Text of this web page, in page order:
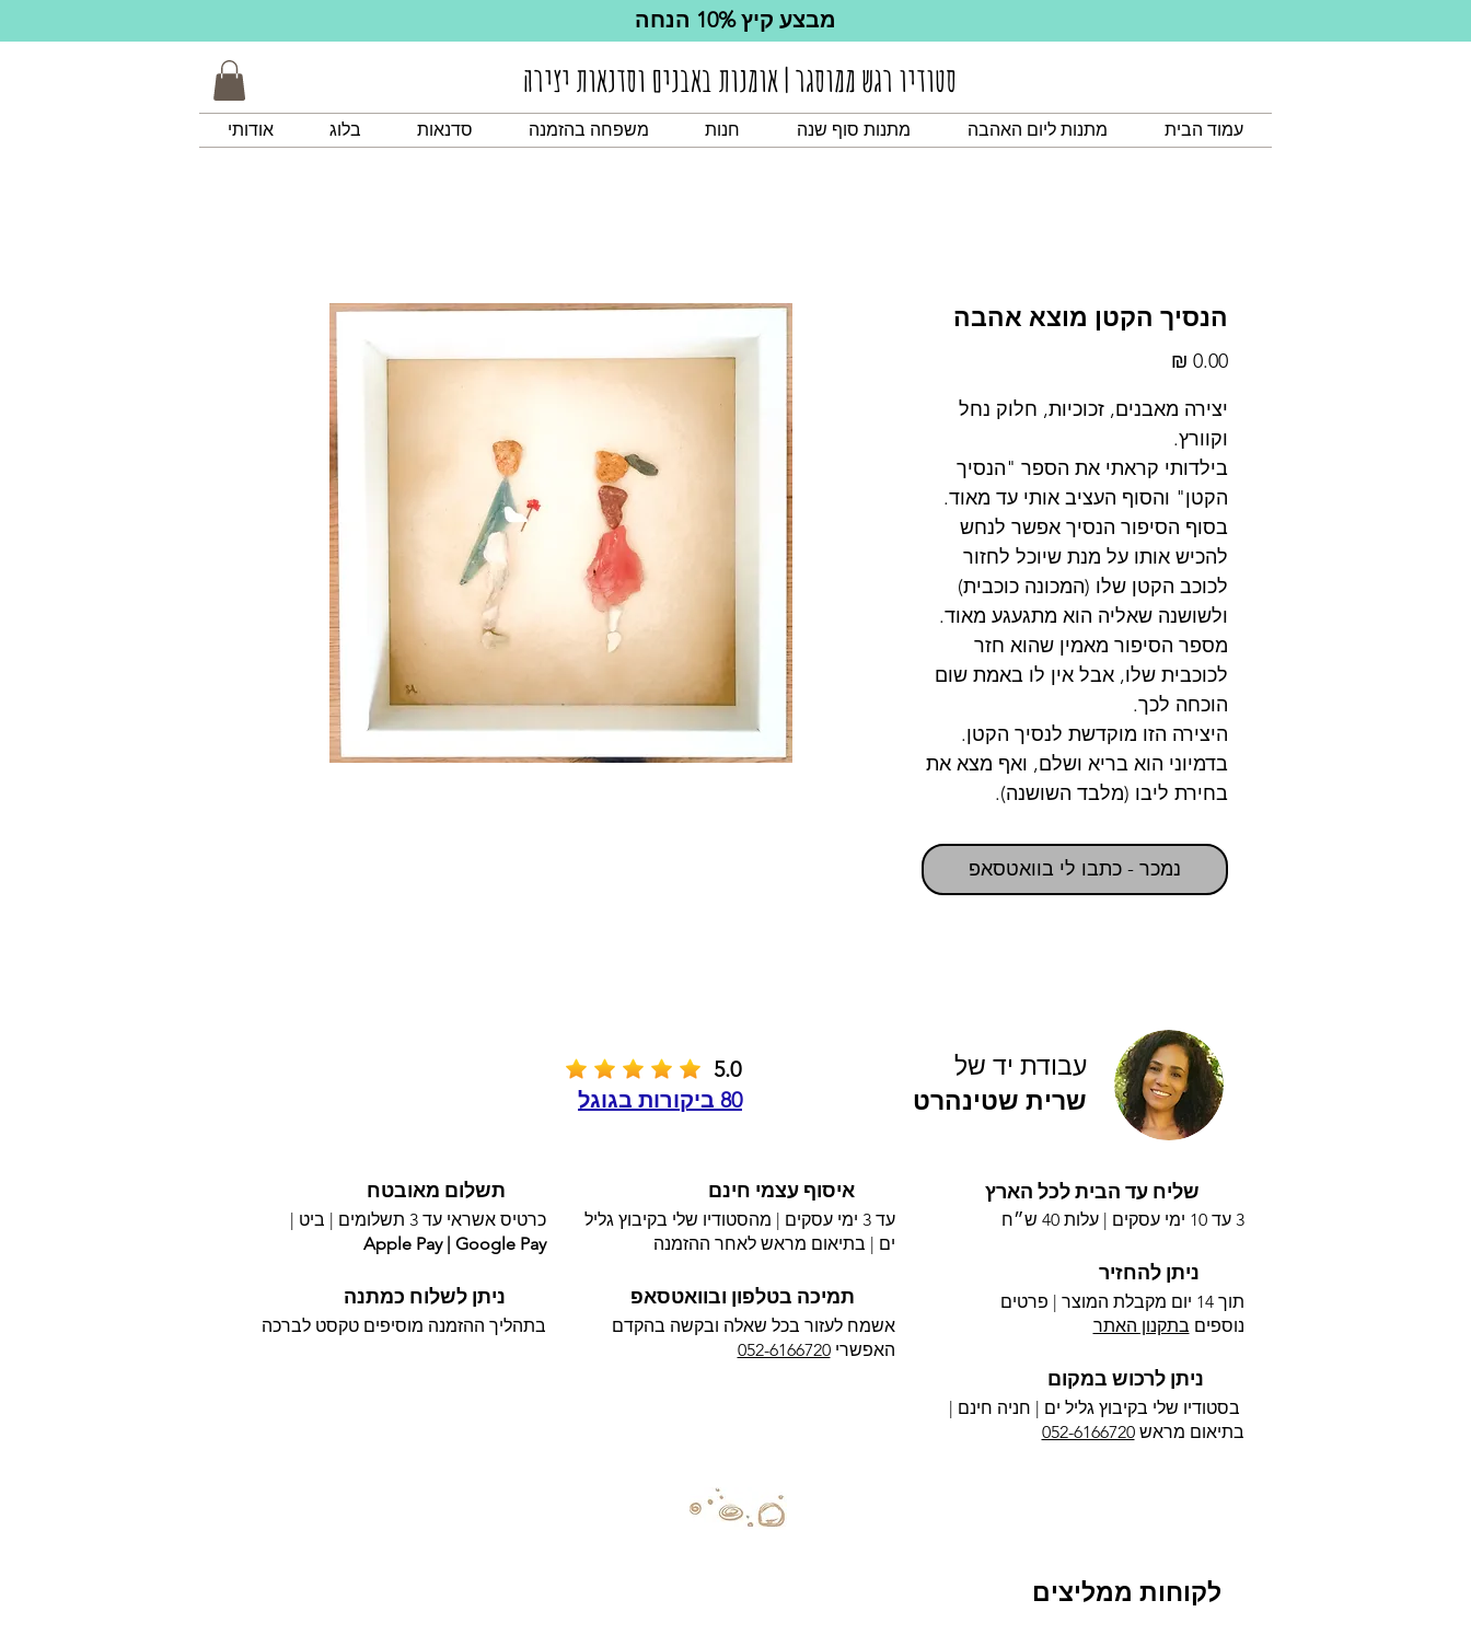
מבצע קיץ 10% הנחה
סטודיו רגש ממוסגר | אומנות באבנים וסדנאות יצירה
עמוד הבית מתנות ליום האהבה מתנות סוף שנה חנות משפחה בהזמנה סדנאות בלוג אודותי
הנסיך הקטן מוצא אהבה
יצירה מאבנים, זכוכיות, חלוק נחל
וקוורץ.
בילדותי קראתי את הספר "הנסיך
הקטן" והסוף העציב אותי עד מאוד.
בסוף הסיפור הנסיך אפשר לנחש
להכיש אותו על מנת שיוכל לחזור
לכוכב הקטן שלו (המכונה כוכבית)
ולשושנה שאליה הוא מתגעגע מאוד.
מספר הסיפור מאמין שהוא חזר
לכוכבית שלו, אבל אין לו באמת שום
הוכחה לכך.
היצירה הזו מוקדשת לנסיך הקטן.
בדמיוני הוא בריא ושלם, ואף מצא את
בחירת ליבו (מלבד השושנה).
נמכר - כתבו לי בוואטסאפ
5.0
80 ביקורות בגוגל
עבודת יד של
שרית שטינהרט
שליח עד הבית לכל הארץ
3 עד 10 ימי עסקים | עלות 40 ש״ח
ניתן להחזיר
תוך 14 יום מקבלת המוצר | פרטים
נוספים בתקנון האתר
ניתן לרכוש במקום
בסטודיו שלי בקיבוץ גליל ים | חניה חינם |
בתיאום מראש052-6166720
איסוף עצמי חינם
עד 3 ימי עסקים | מהסטודיו שלי בקיבוץ גליל
ים | בתיאום מראש לאחר ההזמנה
תמיכה בטלפון ובוואטסאפ
אשמח לעזור בכל שאלה ובקשה בהקדם
האפשרי​ 052-6166720
תשלום מאובטח
כרטיס אשראי עד 3 תשלומים |
ביט |
Apple Pay | Google Pay
ניתן לשלוח כמתנה
בתהליך ההזמנה מוסיפים טקסט לברכה
לקוחות ממליצים